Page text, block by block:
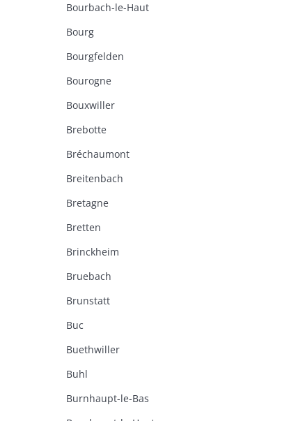
Bourbach-le-Haut
Bourg
Bourgfelden
Bourogne
Bouxwiller
Brebotte
Bréchaumont
Breitenbach
Bretagne
Bretten
Brinckheim
Bruebach
Brunstatt
Buc
Buethwiller
Buhl
Burnhaupt-le-Bas